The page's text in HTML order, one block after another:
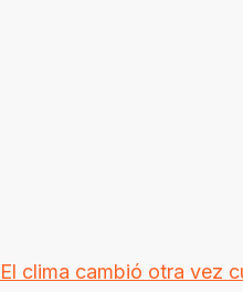
El clima cambió otra vez